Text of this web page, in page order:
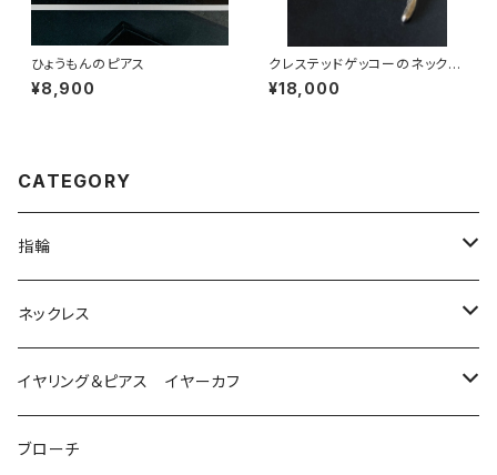
ひょうもんのピアス
¥8,900
クレステッドゲッコーのネックレ
ス
¥18,000
CATEGORY
指輪
は虫類
ダイヤモンド
ルビー
猫
カラーストーン
かえる
ネックレス
は虫類
ダイヤモンド
うさぎ
イヤリング＆ピアス イヤーカフ
かえる
ブローチ